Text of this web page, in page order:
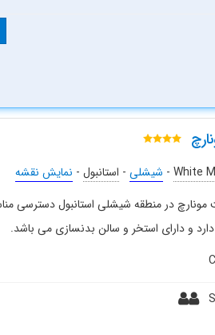
White
- شیشلی - استانبول - نمایش نقشه
وایت مونارچ در منطقه شیشلی استانبول دسترسی
دارد و دارای استخر و سالن بدنسازی می باشد.